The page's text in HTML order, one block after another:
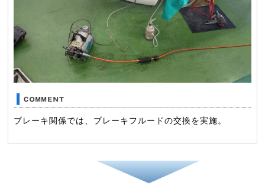
ブレーキ関係では、ブレーキフルードの交換を実施。